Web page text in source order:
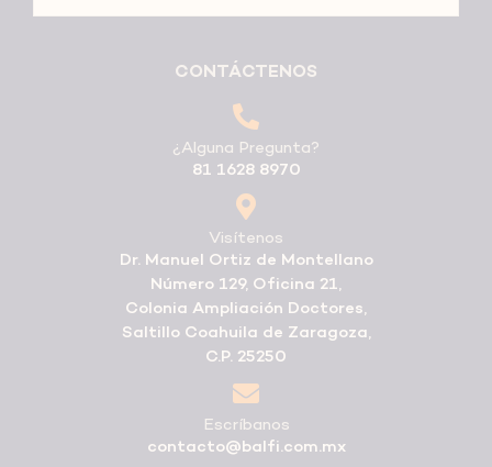
CONTÁCTENOS
¿Alguna Pregunta?
81 1628 8970
Visítenos
Dr. Manuel Ortiz de Montellano
Número 129, Oficina 21,
Colonia Ampliación Doctores,
Saltillo Coahuila de Zaragoza,
C.P. 25250
Escríbanos
contacto@balfi.com.mx